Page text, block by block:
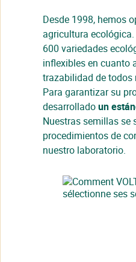
Desde 1998, hemos
agricultura
600 variedades
inflexibles en cuanto
trazabilidad de todos
Para garantizar su
desarrolladoun
Nuestras semillas se
procedimientos de
nuestro laboratorio.